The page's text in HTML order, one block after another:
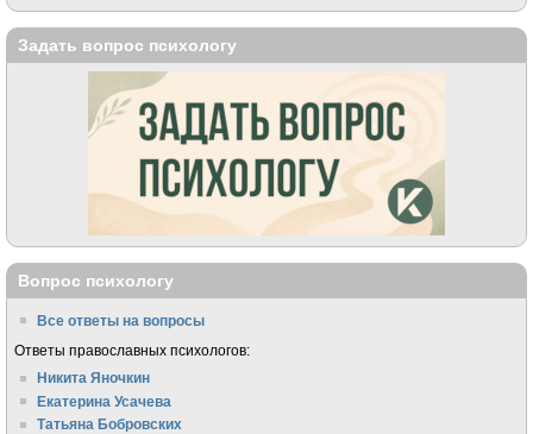
Задать вопрос психологу
Вопрос психологу
Все ответы на вопросы
Ответы православных психологов:
Никита Яночкин
Екатерина Усачева
Татьяна Бобровских